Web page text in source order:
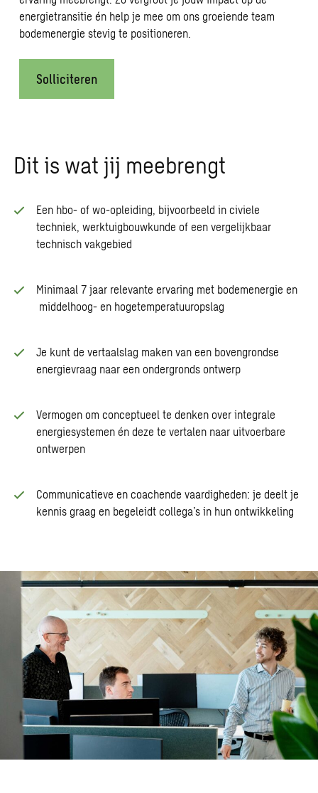
energietransitie én help je mee om ons groeiende team
bodemenergie stevig te positioneren.
Solliciteren
Dit is wat jij meebrengt
Een hbo- of wo-opleiding, bijvoorbeeld in civiele
techniek, werktuigbouwkunde of een vergelijkbaar
technisch vakgebied
Minimaal 7 jaar relevante ervaring met bodemenergie en
middelhoog- en hogetemperatuuropslag
Je kunt de vertaalslag maken van een bovengrondse
energievraag naar een ondergronds ontwerp
Vermogen om conceptueel te denken over integrale
energiesystemen én deze te vertalen naar uitvoerbare
ontwerpen
Communicatieve en coachende vaardigheden: je deelt je
kennis graag en begeleidt collega’s in hun ontwikkeling